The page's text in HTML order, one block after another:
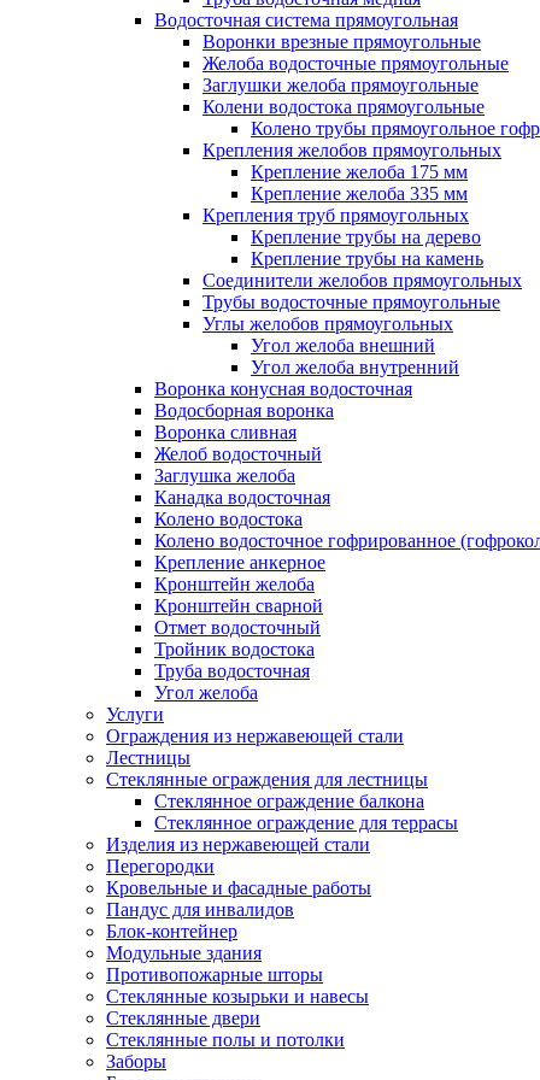
Водосточная система прямоугольная
Воронки врезные прямоугольные
Желоба водосточные прямоугольные
Заглушки желоба прямоугольные
Колени водостока прямоугольные
Колено трубы прямоугольное
Крепления желобов прямоугольных
Крепление желоба 175 мм
Крепление желоба 335 мм
Крепления труб прямоугольных
Крепление трубы на дерево
Крепление трубы на камень
Соединители желобов прямоугольных
Трубы водосточные прямоугольные
Углы желобов прямоугольных
Угол желоба внешний
Угол желоба внутренний
Воронка конусная водосточная
Водосборная воронка
Воронка сливная
Желоб водосточный
Заглушка желоба
Канадка водосточная
Колено водостока
Колено водосточное гофрированное
Крепление анкерное
Кронштейн желоба
Кронштейн сварной
Отмет водосточный
Тройник водостока
Труба водосточная
Угол желоба
Услуги
Ограждения из нержавеющей стали
Лестницы
Стеклянные ограждения для лестницы
Стеклянное ограждение балкона
Стеклянное ограждение для террасы
Изделия из нержавеющей стали
Перегородки
Кровельные и фасадные работы
Пандус для инвалидов
Блок-контейнер
Модульные здания
Противопожарные шторы
Стеклянные козырьки и навесы
Стеклянные двери
Стеклянные полы и потолки
Заборы